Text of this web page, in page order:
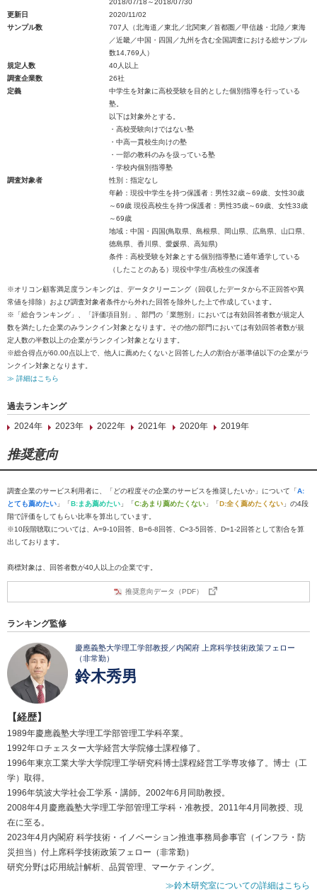
2018/07/18～2018/07/30
更新日
2020/11/02
サンプル数
707人（北海道／東北／北関東／首都圏／甲信越・北陸／東海
／近畿／中国・四国／九州を含む全国調査における総サンプル
数14,769人）
規定人数
40人以上
調査企業数
26社
定義
中学生を対象に高校受験を目的とした個別指導を行っている
塾。
以下は対象外とする。
・高校受験向けではない塾
・中高一貫校生向けの塾
・一部の教科のみを扱っている塾
・学校内個別指導塾
調査対象者
性別：指定なし
年齢：現役中学生を持つ保護者：男性32歳～69歳、女性30歳
～69歳 現役高校生を持つ保護者：男性35歳～69歳、女性33歳
～69歳
地域：中国・四国(鳥取県、島根県、岡山県、広島県、山口県、
徳島県、香川県、愛媛県、高知県)
条件：高校受験を対象とする個別指導塾に通年通学している
（したことのある）現役中学生/高校生の保護者
※オリコン顧客満足度ランキングは、データクリーニング（回収したデータから不正回答や異
常値を排除）および調査対象者条件から外れた回答を除外した上で作成しています。
※「総合ランキング」、「評価項目別」、部門の「業態別」においては有効回答者数が規定人
数を満たした企業のみランクイン対象となります。その他の部門においては有効回答者数が規
定人数の半数以上の企業がランクイン対象となります。
※総合得点が60.00点以上で、他人に薦めたくないと回答した人の割合が基準値以下の企業がラ
ンクイン対象となります。
≫ 詳細はこちら
過去ランキング
2024年
2023年 2022年 2021年 2020年 2019年
推奨意向
調査企業のサービス利用者に、「どの程度その企業のサービスを推奨したいか」について「A:
とても薦めたい 」「B:まあ薦めたい 」「C:あまり薦めたくない 」「D:全く薦めたくない 」の4段
階で評価をしてもらい比率を算出しています。
※10段階聴取については、A=9-10回答、B=6-8回答、C=3-5回答、D=1-2回答として割合を算
出しております。
商標対象は、回答者数が40人以上の企業です。
推奨意向データ（PDF）
ランキング監修
慶應義塾大学理工学部教授／内閣府 上席科学技術政策フェロー
（非常勤）
鈴木秀男
【経歴】
1989年慶應義塾大学理工学部管理工学科卒業。
1992年ロチェスター大学経営大学院修士課程修了。
1996年東京工業大学大学院理工学研究科博士課程経営工学専攻修了。博士（工
学）取得。
1996年筑波大学社会工学系・講師。2002年6月同助教授。
2008年4月慶應義塾大学理工学部管理工学科・准教授。2011年4月同教授、現
在に至る。
2023年4月内閣府 科学技術・イノベーション推進事務局参事官（インフラ・防
災担当）付上席科学技術政策フェロー（非常勤）
研究分野は応用統計解析、品質管理、マーケティング。
≫鈴木研究室についての詳細はこちら